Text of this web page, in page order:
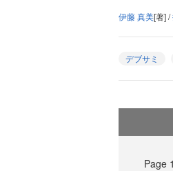
伊藤 真美[著] /
デブサミ
Page 1